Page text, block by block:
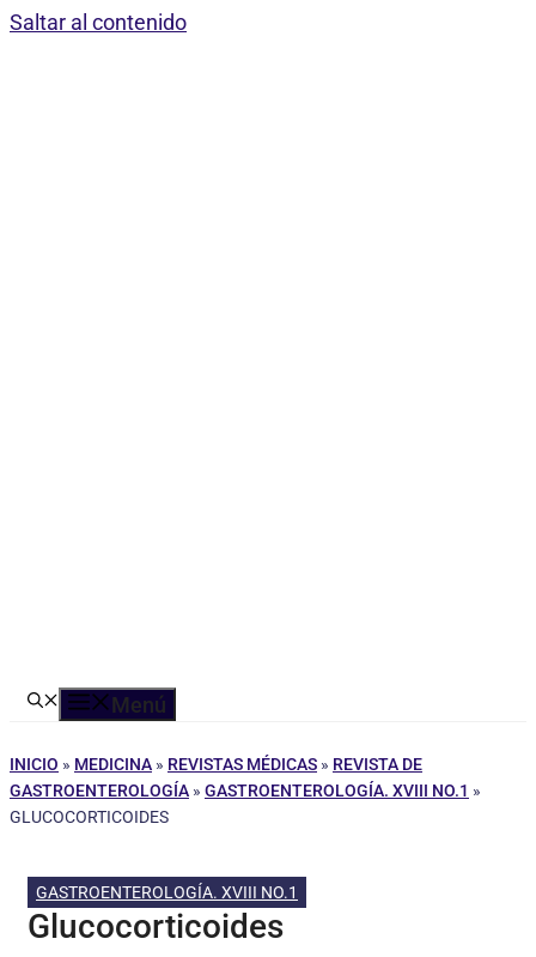
Saltar al contenido
Menú
INICIO » MEDICINA » REVISTAS MÉDICAS » REVISTA DE
GASTROENTEROLOGÍA » GASTROENTEROLOGÍA. XVIII NO.1 »
GLUCOCORTICOIDES
GASTROENTEROLOGÍA. XVIII NO.1
Glucocorticoides